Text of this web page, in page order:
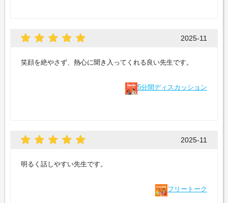
2025-11
笑顔を絶やさず、熱心に聞き入ってくれる良い先生です。
5分間ディスカッション
2025-11
明るく話しやすい先生です。
フリートーク